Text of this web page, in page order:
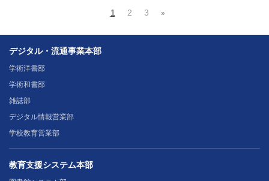
1 2 3 »
デジタル・流通事業本部
学術洋書部
学術和書部
雑誌部
デジタル情報営業部
学校教育営業部
教育支援システム本部